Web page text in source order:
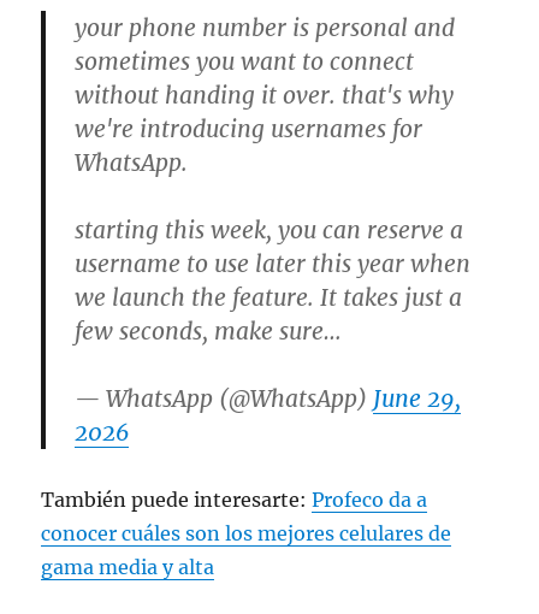
your phone number is personal and
sometimes you want to connect
without handing it over. that's why
we're introducing usernames for
WhatsApp.
starting this week, you can reserve a
username to use later this year when
we launch the feature. It takes just a
few seconds, make sure…
— WhatsApp (@WhatsApp) June 29,
2026
También puede interesarte:Profeco da a
conocer cuáles son los mejores celulares de
gama media y alta